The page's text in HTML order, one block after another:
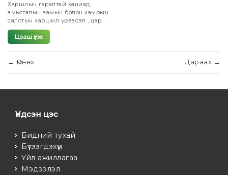
Харшлын гаралтай ханиад,
амьсгалын замын болон хамрын
салстын харшил үрэвсэл , цэр
тогтонгошил, хамар битүүрэлт,
амьсгалын замын халдварын
шалтгаант цэртэй ханиад ,
ханиад шуухинааны үеийн
шинж тэмдгийн эмчилгээнд
Цааш үзэх
← Өмнөх Дараах →
Үндсэн цэс
Бидний тухай
Бүтээгдэхүүн
Үйл ажиллагаа
Мэдээлэл